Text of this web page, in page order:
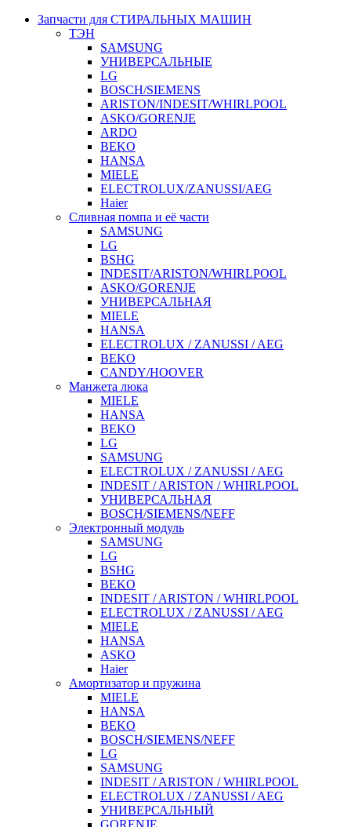
Запчасти для СТИРАЛЬНЫХ МАШИН
ТЭН
SAMSUNG
УНИВЕРСАЛЬНЫЕ
LG
BOSCH/SIEMENS
ARISTON/INDESIT/WHIRLPOOL
ASKO/GORENJE
ARDO
BEKO
HANSA
MIELE
ELECTROLUX/ZANUSSI/AEG
Haier
Сливная помпа и её части
SAMSUNG
LG
BSHG
INDESIT/ARISTON/WHIRLPOOL
ASKO/GORENJE
УНИВЕРСАЛЬНАЯ
MIELE
HANSA
ELECTROLUX / ZANUSSI / AEG
BEKO
CANDY/HOOVER
Манжета люка
MIELE
HANSA
BEKO
LG
SAMSUNG
ELECTROLUX / ZANUSSI / AEG
INDESIT / ARISTON / WHIRLPOOL
УНИВЕРСАЛЬНАЯ
BOSCH/SIEMENS/NEFF
Электронный модуль
SAMSUNG
LG
BSHG
BEKO
INDESIT / ARISTON / WHIRLPOOL
ELECTROLUX / ZANUSSI / AEG
MIELE
HANSA
ASKO
Haier
Амортизатор и пружина
MIELE
HANSA
BEKO
BOSCH/SIEMENS/NEFF
LG
SAMSUNG
INDESIT / ARISTON / WHIRLPOOL
ELECTROLUX / ZANUSSI / AEG
УНИВЕРСАЛЬНЫЙ
GORENJE